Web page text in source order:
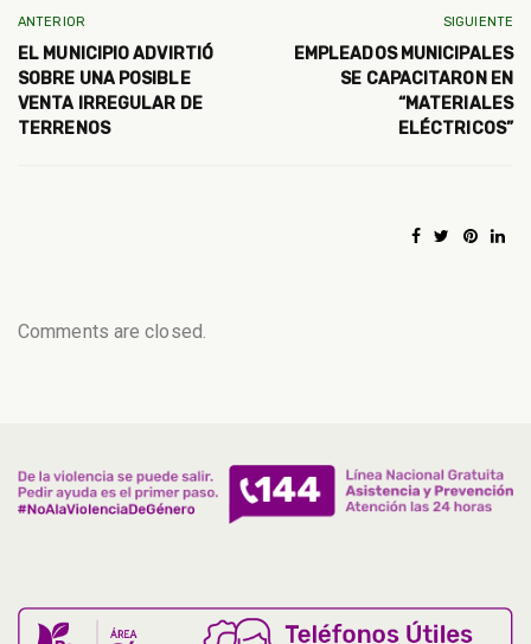
ANTERIOR
EL MUNICIPIO ADVIRTIÓ
SOBRE UNA POSIBLE
VENTA IRREGULAR DE
TERRENOS
SIGUIENTE
EMPLEADOS MUNICIPALES
SE CAPACITARON EN
“MATERIALES
ELÉCTRICOS”
Comments are closed.